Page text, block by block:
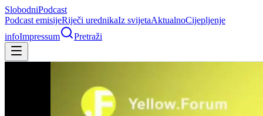
SlobodniPodcast
Podcast emisijeRiječi urednikaIz svijetaAktualnoCijepljenje
infoImpressum Pretraži